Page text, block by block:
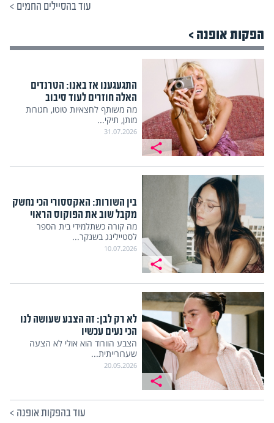
עוד בהסיילים החמים >
הפקות אופנה >
התגעגענו אז באנו: הטרנדים
האלה חוזרים לעוד סיבוב
מה משותף לחצאיות טוטו, חגורות
מותן, תיקי...
31.07.2026
בין השורות: האקססורי הכי נחשק
מקבל שוב את הפוקוס הראוי
מה קורה כשתלמידי בית הספר
לסטיילינג בשנקר...
10.07.2026
לא רק לבן: זה הצבע שעושה לנו
הכי נעים עכשיו
הצבע הוורוד הוא אולי לא הצעה
שערורייתית...
20.05.2026
עוד בהפקות אופנה >